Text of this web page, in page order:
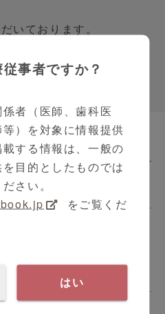
いております。
事者ですか？
者（医師、歯科医
）を対象に情報提供
する情報は、一般の
目的としたものでは
さい。
をご覧くだ
はい